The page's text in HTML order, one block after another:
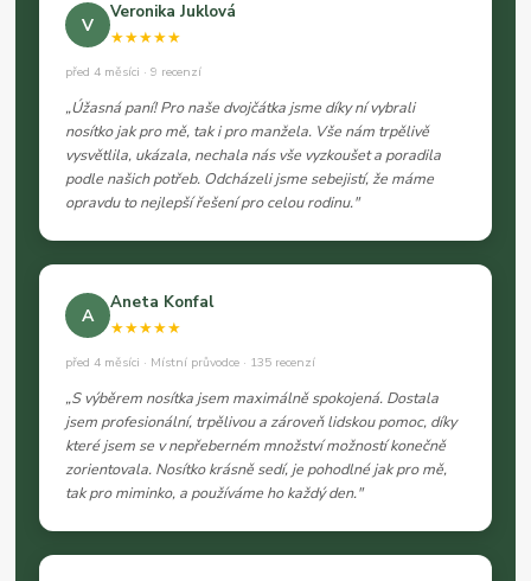
V
Veronika Juklová
★★★★★
před 4 měsíci · 9 recenzí
„Úžasná paní! Pro naše dvojčátka jsme díky ní vybrali
nosítko jak pro mě, tak i pro manžela. Vše nám trpělivě
vysvětlila, ukázala, nechala nás vše vyzkoušet a poradila
podle našich potřeb. Odcházeli jsme sebejistí, že máme
opravdu to nejlepší řešení pro celou rodinu."
A
Aneta Konfal
★★★★★
před 4 měsíci · Místní průvodce · 135 recenzí
„S výběrem nosítka jsem maximálně spokojená. Dostala
jsem profesionální, trpělivou a zároveň lidskou pomoc, díky
které jsem se v nepřeberném množství možností konečně
zorientovala. Nosítko krásně sedí, je pohodlné jak pro mě,
tak pro miminko, a používáme ho každý den."